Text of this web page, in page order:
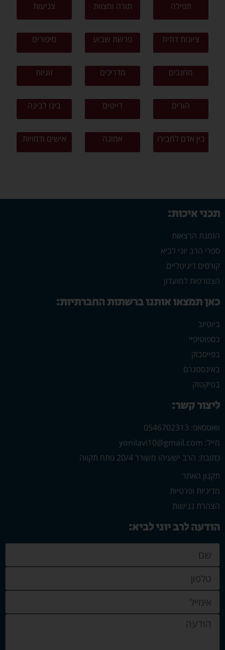
תפילה תורה ומצוות צניעות
ציונות דתית פרשת שבוע סיפורים
מחנכים מדריכים זוגיות
הורים דייטים בינו לבינה
בין אדם לחבירו אמונה אישים ודמויות
תכני איכות:
הזמנת הרצאות
ספרי הרב יוני לביא
קורסים דיגיטליים
הצטרפות למועדון
כאן תמצאו אותנו ברשתות החברתיות:
ביוטיוב
בספוטיפיי
בפייסבוק
באינסטגרם
בטיקטוק
ליצור קשר:
וואטסאפ: 0546702313
מייל: yonilavi10@gmail.com
כתובת: הרב ישעיהו משורר 20/4 פתח תקווה
תקנון האתר
מדיניות ופרטיות
הצהרת נגישות
הודעה לרב יוני לביא: